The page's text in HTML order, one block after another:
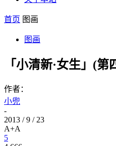
首页 图画
图画
「小清新·女生」(第
作者：
小兜
-
2013 / 9 / 23
A+A
5